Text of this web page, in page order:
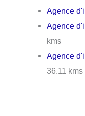
Agence
Agence
kms
Agence
36.11 kms